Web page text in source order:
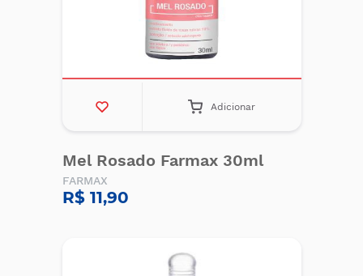
Adicionar
Mel Rosado Farmax 30ml
FARMAX
R$ 11,90